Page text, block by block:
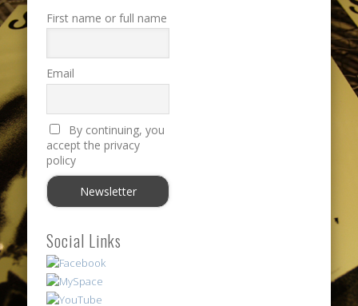
First name or full name
Email
By continuing, you
accept the privacy
policy
Social Links